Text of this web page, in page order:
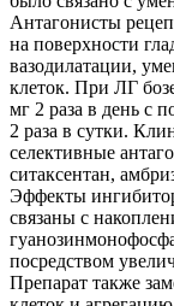
Антагонисты
на поверхности
вазодилатации,
клеток. При ЛГ
мг 2 раза в день с
2 раза в сутки.
селективные
ситаксентан,
Эффекты
связаны с
посредством
Препарат также